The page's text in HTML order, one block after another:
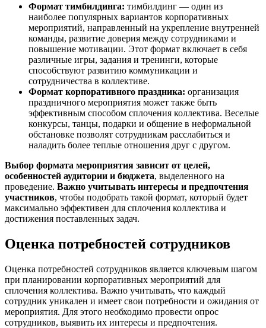
Формат тимбилдинга: тимбилдинг — один из
наиболее популярных вариантов корпоративных
мероприятий, направленный на укрепление внутренней
команды, развитие доверия между сотрудниками и
повышение мотивации. Этот формат включает в себя
различные игры, задания и тренинги, которые
способствуют развитию коммуникации и
сотрудничества в коллективе.
Формат корпоративного праздника: организация
праздничного мероприятия может также быть
эффективным способом сплочения коллектива. Веселые
конкурсы, танцы, подарки и общение в неформальной
обстановке позволят сотрудникам расслабиться и
наладить более теплые отношения друг с другом.
Выбор формата мероприятия зависит от целей,
особенностей аудитории и бюджета, выделенного на
проведение. Важно учитывать интересы и предпочтения
участников, чтобы подобрать такой формат, который будет
максимально эффективен для сплочения коллектива и
достижения поставленных задач.
Оценка потребностей сотрудников
Оценка потребностей сотрудников является ключевым шагом
при планировании корпоративных мероприятий для
сплочения коллектива. Важно учитывать, что каждый
сотрудник уникален и имеет свои потребности и ожидания от
мероприятия. Для этого необходимо провести опрос
сотрудников, выявить их интересы и предпочтения.